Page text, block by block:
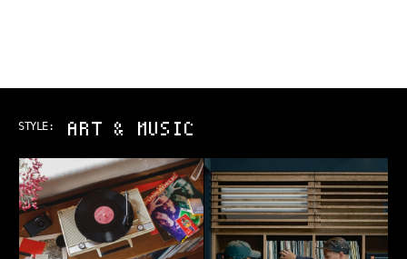
STYLE: ART & MUSIC